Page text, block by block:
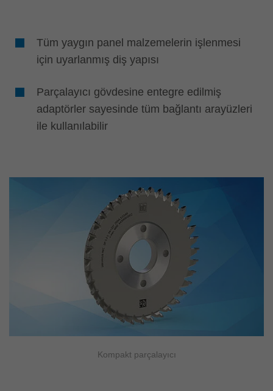
Tüm yaygın panel malzemelerin işlenmesi
için uyarlanmış diş yapısı
Parçalayıcı gövdesine entegre edilmiş
adaptörler sayesinde tüm bağlantı arayüzleri
ile kullanılabilir
Kompakt parçalayıcı